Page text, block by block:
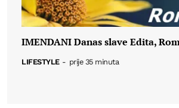
IMENDANI Danas slave Edita,
LIFESTYLE - prije 35 minuta